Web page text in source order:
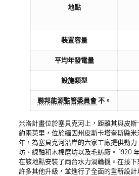
地點
裝置容量
平均年發電量
設施類型
聯邦能源監管委員會不。
米洛計畫位於塞貝克河上，距離其與皮
約兩英里，位於緬因州皮斯卡塔奎斯縣米
年，為塞貝克河沿岸的六家工廠提供動
坊、線軸和木棉磨坊以及毛紡廠。 1920
在該地點安裝了兩台水力渦輪機。在接
許多其他升級，並進行了全面的重新設計